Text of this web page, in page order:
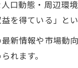
口動態・周辺環
を得ている」と
新情報や市場動
れます。